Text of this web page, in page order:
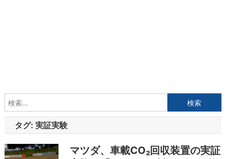
索:
タグ: 実証実験
マツダ、車載CO₂回収装置の実証